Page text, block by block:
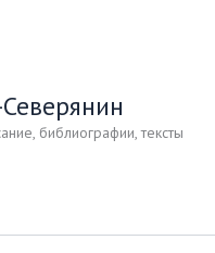
библиографии, тексты